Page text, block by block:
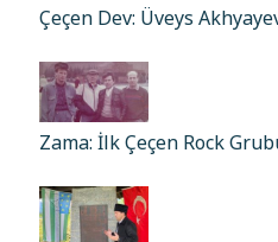
Çeçen Dev: Üveys
Zama: İlk Çeçen Rock